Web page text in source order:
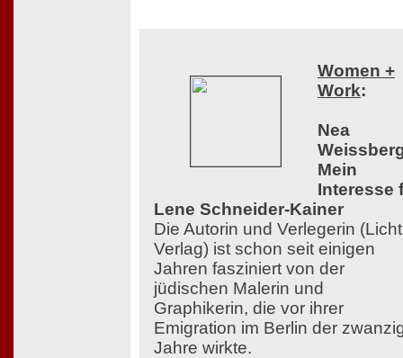
Women +
Work:
Nea
Mein
Interesse
Lene Schneider-Kainer
Die Autorin und Verlegerin
Verlag) ist schon seit einigen
Jahren fasziniert von der
jüdischen Malerin und
Graphikerin, die vor ihrer
Emigration im Berlin der
Jahre wirkte.